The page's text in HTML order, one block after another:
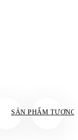
SẢN PHẨM TƯƠNG